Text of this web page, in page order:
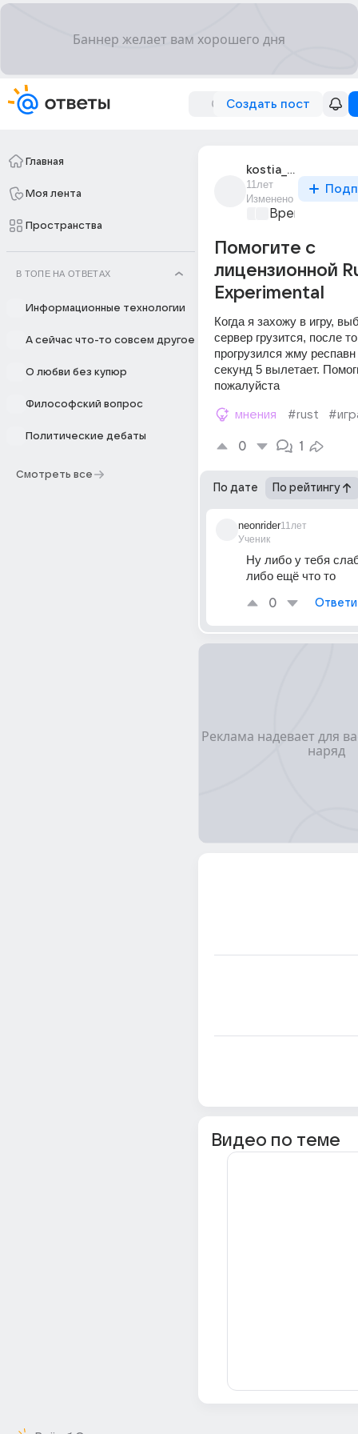
Создать пост
Главная
Моя лента
Пространства
В ТОПЕ НА ОТВЕТАХ
Информационные технологии
А сейчас что-то совсем другое
О любви без купюр
Философский вопрос
Политические дебаты
Смотреть все
kostia_shafikov_1
11лет
Изменено
Время игр
Помогите с
лицензионной
Experimental
Когда я захожу в игру,
сервер грузится, после
прогрузился жму
секунд 5 вылетает.
пожалуйста
мнения #rust
0 1
По дате По рейтингу
neonrider
Ученик
11лет
Ну либо у тебя
либо ещё что то
0
Видео по теме